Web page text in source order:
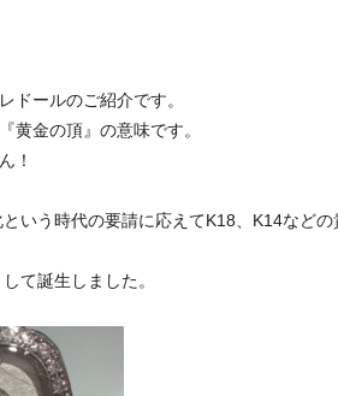
ールのご紹介です。
金の頂』の意味です。
！
いう時代の要請に応えてK18、K14など
て誕生しました。